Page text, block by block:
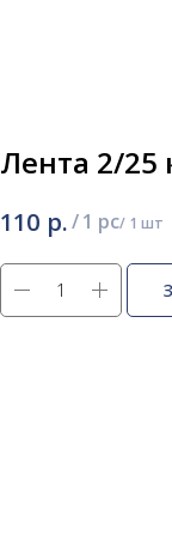
Лента 2/25
110 р./1 pc